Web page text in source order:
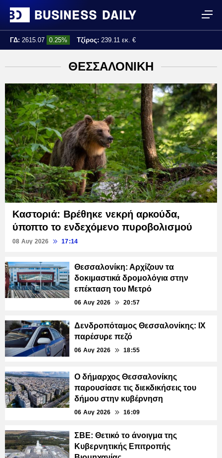
ΓΔ: 2615.07 0.25% Τζίρος: 239.11 εκ. €
ΘΕΣΣΑΛΟΝΙΚΗ
Καστοριά: Βρέθηκε νεκρή αρκούδα,
ύποπτο το ενδεχόμενο πυροβολισμού
08 Αυγ 2026 17:14
Θεσσαλονίκη: Αρχίζουν τα
δοκιμαστικά δρομολόγια στην
επέκταση του Μετρό
06 Αυγ 2026 20:57
Δενδροπόταμος Θεσσαλονίκης: ΙΧ
παρέσυρε πεζό
06 Αυγ 2026 18:55
Ο δήμαρχος Θεσσαλονίκης
παρουσίασε τις διεκδικήσεις του
δήμου στην κυβέρνηση
06 Αυγ 2026 16:09
ΣΒΕ: Θετικό το άνοιγμα της
Κυβερνητικής Επιτροπής